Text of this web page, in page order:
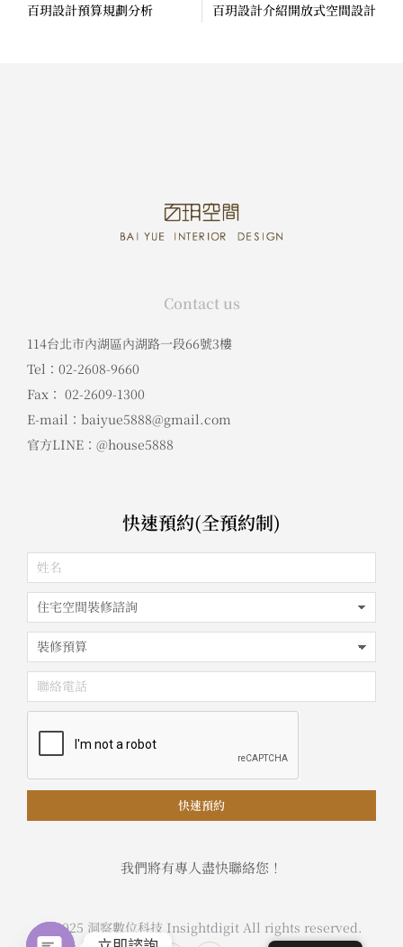
百玥設計預算規劃分析
百玥設計介紹開放式空間設計
Contact us
114台北市內湖區內湖路一段66號3樓
Tel：02-2608-9660
Fax： 02-2609-1300
E-mail：baiyue5888@gmail.com
官方LINE：@house5888
快速預約(全預約制)
快速預約
我們將有專人盡快聯絡您！
© 2025 洞察數位科技 Insightdigit All rights reserved.